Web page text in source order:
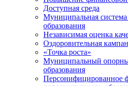
Доступная среда
Муниципальная система
образования
Независимая оценка
Оздоровительная
«Точка роста»
Муниципальный
образования
Персонифицированное